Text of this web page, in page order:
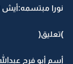
نورا مبتسمه:أيش
)تعليق(
أسم أبو فرح